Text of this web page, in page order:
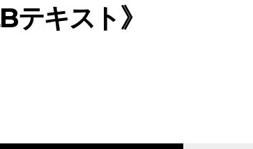
キスト》